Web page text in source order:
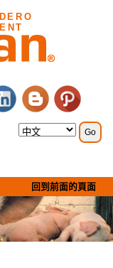
回到前面的頁面